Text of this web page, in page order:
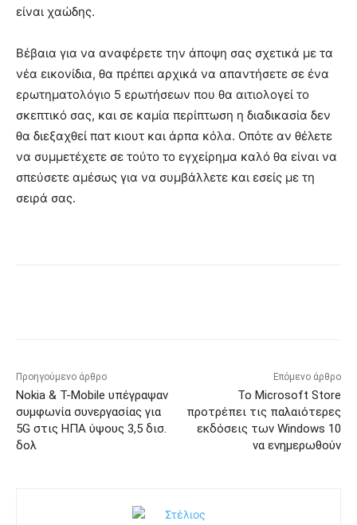
είναι χαώδης.
Βέβαια για να αναφέρετε την άποψη σας σχετικά με τα
νέα εικονίδια, θα πρέπει αρχικά να απαντήσετε σε ένα
ερωτηματολόγιο 5 ερωτήσεων που θα αιτιολογεί το
σκεπτικό σας, και σε καμία περίπτωση η διαδικασία δεν
θα διεξαχθεί πατ κιουτ και άρπα κόλα. Οπότε αν θέλετε
να συμμετέχετε σε τούτο το εγχείρημα καλό θα είναι να
σπεύσετε αμέσως για να συμβάλλετε και εσείς με τη
σειρά σας.
Προηγούμενο άρθρο
Nokia & T-Mobile υπέγραψαν
συμφωνία συνεργασίας για
5G στις ΗΠΑ ύψους 3,5 δισ.
δολ
Επόμενο άρθρο
Το Microsoft Store
προτρέπει τις παλαιότερες
εκδόσεις των Windows 10
να ενημερωθούν